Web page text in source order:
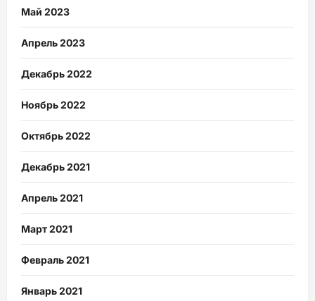
Май 2023
Апрель 2023
Декабрь 2022
Ноябрь 2022
Октябрь 2022
Декабрь 2021
Апрель 2021
Март 2021
Февраль 2021
Январь 2021